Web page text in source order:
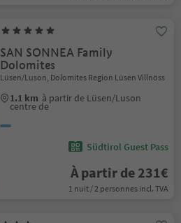
SAN SONNEA Family
Dolomites
Lüsen/Luson, Dolomites Region Lüsen Villnöss
1.1 km à partir de Lüsen/Luson
centre de
Südtirol Guest Pass
À partir de 231€
1 nuit / 2 personnes incl. TVA